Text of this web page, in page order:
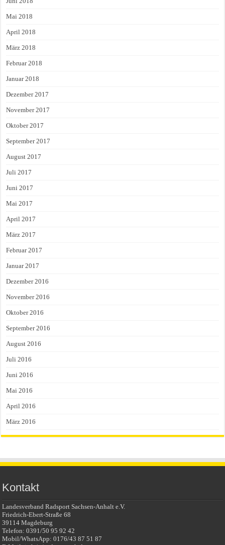
Mai 2018
April 2018
März 2018
Februar 2018
Januar 2018
Dezember 2017
November 2017
Oktober 2017
September 2017
August 2017
Juli 2017
Juni 2017
Mai 2017
April 2017
März 2017
Februar 2017
Januar 2017
Dezember 2016
November 2016
Oktober 2016
September 2016
August 2016
Juli 2016
Juni 2016
Mai 2016
April 2016
März 2016
Kontakt
Landesverband Radsport Sachsen-Anhalt e.V.
Friedrich-Ebert-Straße 68
39114 Magdeburg
Telefon: 0391/50 95 92 42
Mobil/WhatsApp: 0176/43 87 51 87